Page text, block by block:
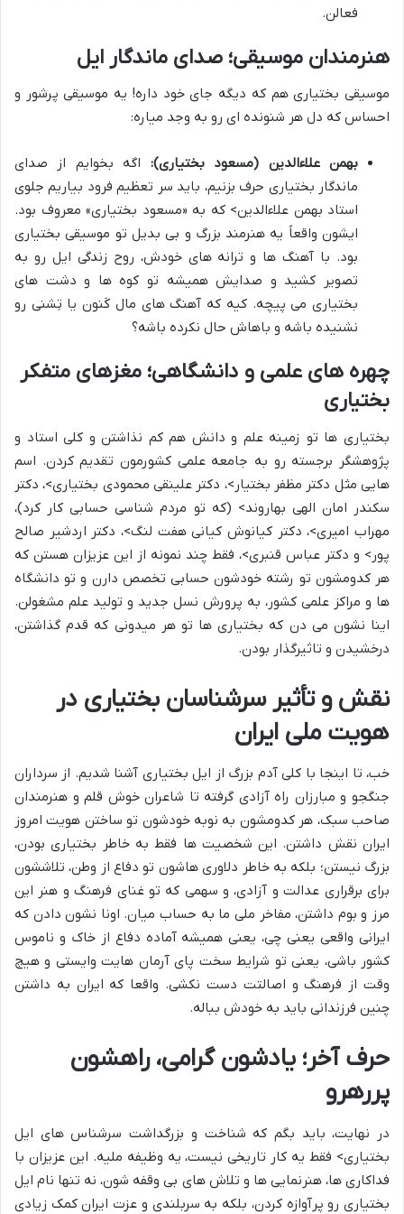
فعالن.
هنرمندان موسیقی؛ صدای ماندگار ایل
موسیقی بختیاری هم که دیگه جای خود داره! یه موسیقی پرشور و
احساس که دل هر شنونده ای رو به وجد میاره:
بهمن علاءالدین (مسعود بختیاری): اگه بخوایم از صدای
ماندگار بختیاری حرف بزنیم، باید سر تعظیم فرود بیاریم جلوی
استاد بهمن علاءالدین> که به «مسعود بختیاری» معروف بود.
ایشون واقعاً یه هنرمند بزرگ و بی بدیل تو موسیقی بختیاری
بود. با آهنگ ها و ترانه های خودش، روح زندگی ایل رو به
تصویر کشید و صدایش همیشه تو کوه ها و دشت های
بختیاری می پیچه. کیه که آهنگ های مال کَنون یا تِشنی رو
نشنیده باشه و باهاش حال نکرده باشه؟
چهره های علمی و دانشگاهی؛ مغزهای متفکر
بختیاری
بختیاری ها تو زمینه علم و دانش هم کم نذاشتن و کلی استاد و
پژوهشگر برجسته رو به جامعه علمی کشورمون تقدیم کردن. اسم
هایی مثل دکتر مظفر بختیار>، دکتر علینقی محمودی بختیاری>، دکتر
سکندر امان الهی بهاروند> (که تو مردم شناسی حسابی کار کرد)،
مهراب امیری>، دکتر کیانوش کیانی هفت لنگ>، دکتر اردشیر صالح
پور> و دکتر عباس قنبری>، فقط چند نمونه از این عزیزان هستن که
هر کدومشون تو رشته خودشون حسابی تخصص دارن و تو دانشگاه
ها و مراکز علمی کشور، به پرورش نسل جدید و تولید علم مشغولن.
اینا نشون می دن که بختیاری ها تو هر میدونی که قدم گذاشتن،
درخشیدن و تاثیرگذار بودن.
نقش و تأثیر سرشناسان بختیاری در
هویت ملی ایران
خب، تا اینجا با کلی آدم بزرگ از ایل بختیاری آشنا شدیم. از سرداران
جنگجو و مبارزان راه آزادی گرفته تا شاعران خوش قلم و هنرمندان
صاحب سبک، هر کدومشون به نوبه خودشون تو ساختن هویت امروز
ایران نقش داشتن. این شخصیت ها فقط به خاطر بختیاری بودن،
بزرگ نیستن؛ بلکه به خاطر دلاوری هاشون تو دفاع از وطن، تلاششون
برای برقراری عدالت و آزادی، و سهمی که تو غنای فرهنگ و هنر این
مرز و بوم داشتن، مفاخر ملی ما به حساب میان. اونا نشون دادن که
ایرانی واقعی یعنی چی، یعنی همیشه آماده دفاع از خاک و ناموس
کشور باشی، یعنی تو شرایط سخت پای آرمان هایت وایستی و هیچ
وقت از فرهنگ و اصالتت دست نکشی. واقعا که ایران به داشتن
چنین فرزندانی باید به خودش بباله.
حرف آخر؛ یادشون گرامی، راهشون
پررهرو
در نهایت، باید بگم که شناخت و بزرگداشت سرشناس های ایل
بختیاری> فقط یه کار تاریخی نیست، یه وظیفه ملیه. این عزیزان با
فداکاری ها، هنرنمایی ها و تلاش های بی وقفه شون، نه تنها نام ایل
بختیاری رو پرآوازه کردن، بلکه به سربلندی و عزت ایران کمک زیادی